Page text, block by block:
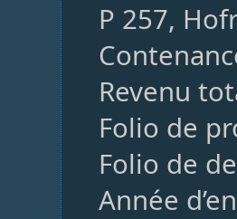
P 257,
Revenu
Folio de
Folio de
Année